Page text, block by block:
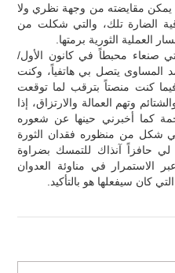
لا يمكن مقايضته من وجهة نظري ولا
الضارة تلك، والتي شكلت من
العملية الثورية برمتها.
صنعاء محبطاً في كانون الأول/
أحمد المساوى يتصل بي هاتفياً، وكنت
كنت منصتاً بترقب لما توقعت
وتهم العمالة والارتزاق، إذا
كما أخبرني حينها عن شعوره
شكل من منظوره فقدان الثورة
لي حافزاً آنذاك للتمسك بضراوة
لثورة 21 أيلول، عبر الاستمرار في مناوئة العدوان
كان سيفعلها هو بالتأكيد.